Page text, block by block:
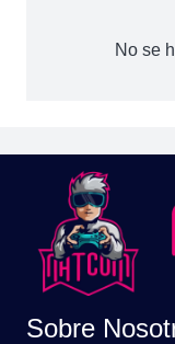
No se
Sobre